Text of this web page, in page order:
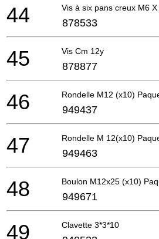
Vis à six pans creux M6 X
44 878533
Vis Cm 12y
45 878877
Rondelle M12 (x10)
46 949437
Rondelle M 12(x10)
47 949463
Boulon M12x25 (x10)
48 949671
Clavette 3*3*10
49